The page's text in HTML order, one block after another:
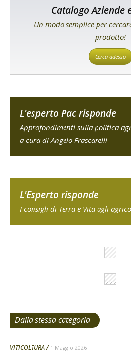
Catalogo Aziende
Un modo semplice per
prodotto!
Cerca adesso
L'esperto Pac risponde
Approfondimenti sulla politica
a cura di Angelo Frascarelli
L'Esperto risponde
I consigli di Terra e Vita agli
Dalla stessa categoria
VITICOLTURA 1 Maggio 2026